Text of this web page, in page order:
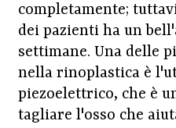
completamente;
dei pazienti ha un
settimane. Una delle
nella rinoplastica è
piezoelettrico, che è
tagliare l'osso che